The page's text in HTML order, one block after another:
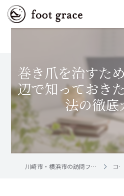
巻き爪を治すた
辺で知っておき
法の徹底
川崎市・横浜市の訪問フットケア｜足と爪のお手入れ屋さん foot grace コラム